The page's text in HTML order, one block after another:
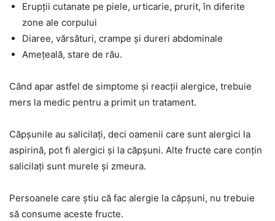
Erupții cutanate pe piele, urticarie, prurit, în diferite
zone ale corpului
Diaree, vărsături, crampe și dureri abdominale
Amețeală, stare de rău.
Când apar astfel de simptome și reacții alergice, trebuie
mers la medic pentru a primit un tratament.
Căpșunile au salicilați, deci oamenii care sunt alergici la
aspirină, pot fi alergici și la căpșuni. Alte fructe care conțin
salicilați sunt murele și zmeura.
Persoanele care știu că fac alergie la căpșuni, nu trebuie
să consume aceste fructe.